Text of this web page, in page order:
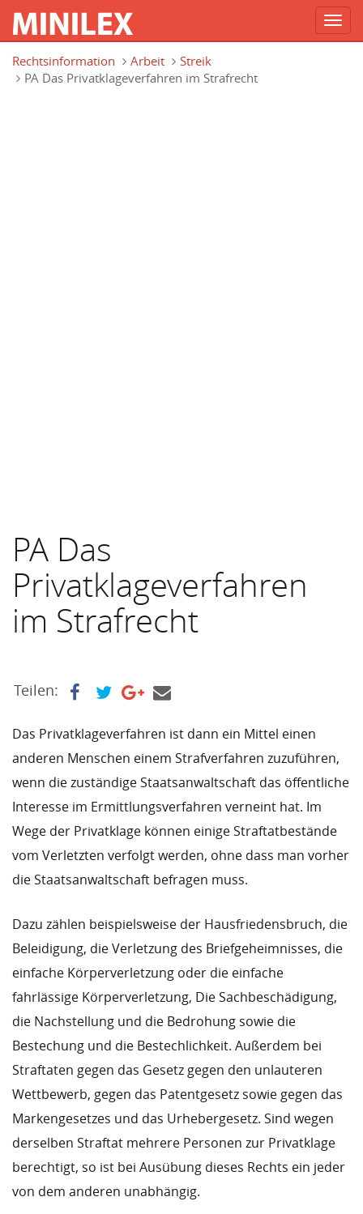
Rechtsinformation
Arbeit
Streik
PA Das Privatklageverfahren im Strafrecht
PA Das
Privatklageverfahren
im Strafrecht
Teilen:
Das Privatklageverfahren ist dann ein Mittel einen
anderen Menschen einem Strafverfahren zuzuführen,
wenn die zuständige Staatsanwaltschaft das öffentliche
Interesse im Ermittlungsverfahren verneint hat. Im
Wege der Privatklage können einige Straftatbestände
vom Verletzten verfolgt werden, ohne dass man vorher
die Staatsanwaltschaft befragen muss.
Dazu zählen beispielsweise der Hausfriedensbruch, die
Beleidigung, die Verletzung des Briefgeheimnisses, die
einfache Körperverletzung oder die einfache
fahrlässige Körperverletzung, Die Sachbeschädigung,
die Nachstellung und die Bedrohung sowie die
Bestechung und die Bestechlichkeit. Außerdem bei
Straftaten gegen das Gesetz gegen den unlauteren
Wettbewerb, gegen das Patentgesetz sowie gegen das
Markengesetzes und das Urhebergesetz. Sind wegen
derselben Straftat mehrere Personen zur Privatklage
berechtigt, so ist bei Ausübung dieses Rechts ein jeder
von dem anderen unabhängig.